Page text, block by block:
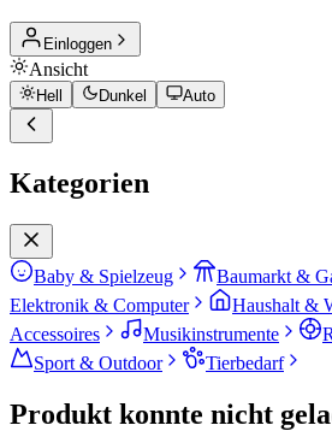
Einloggen
Ansicht
Hell Dunkel Auto
Kategorien
Baby & Spielzeug Baumarkt &
Elektronik & Computer
Haushalt &
Accessoires
Musikinstrumente
Sport & Outdoor
Tierbedarf
Produkt konnte nicht